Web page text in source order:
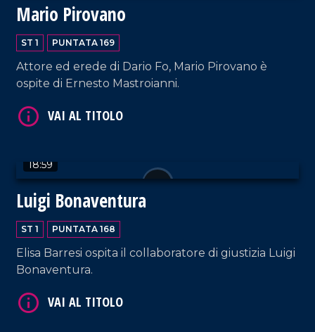
Mario Pirovano
ST 1 PUNTATA 169
Attore ed erede di Dario Fo, Mario Pirovano è
ospite di Ernesto Mastroianni.
18:59
Luigi Bonaventura
ST 1 PUNTATA 168
Elisa Barresi ospita il collaboratore di giustizia Luigi
Bonaventura.
VAI AL TITOLO
VAI AL TITOLO